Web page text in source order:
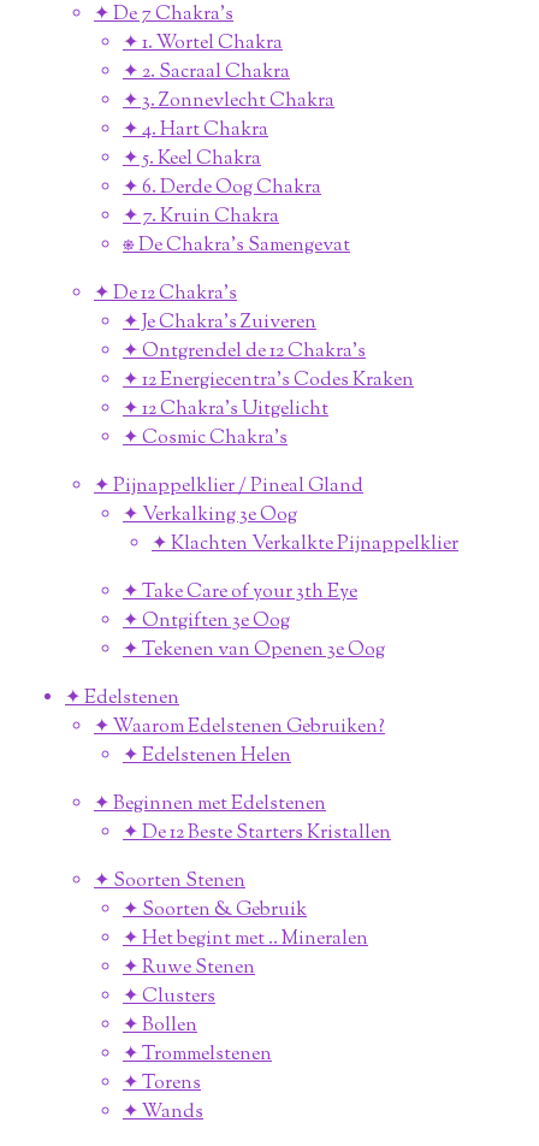
✦ De 7 Chakra's
✦ 1. Wortel Chakra
✦ 2. Sacraal Chakra
✦ 3. Zonnevlecht Chakra
✦ 4. Hart Chakra
✦ 5. Keel Chakra
✦ 6. Derde Oog Chakra
✦ 7. Kruin Chakra
⎈ De Chakra's Samengevat
✦ De 12 Chakra's
✦ Je Chakra's Zuiveren
✦ Ontgrendel de 12 Chakra's
✦ 12 Energiecentra's Codes Kraken
✦ 12 Chakra's Uitgelicht
✦ Cosmic Chakra's
✦ Pijnappelklier / Pineal Gland
✦ Verkalking 3e Oog
✦ Klachten Verkalkte Pijnappelklier
✦ Take Care of your 3th Eye
✦ Ontgiften 3e Oog
✦ Tekenen van Openen 3e Oog
✦ Edelstenen
✦ Waarom Edelstenen Gebruiken?
✦ Edelstenen Helen
✦ Beginnen met Edelstenen
✦ De 12 Beste Starters Kristallen
✦ Soorten Stenen
✦ Soorten & Gebruik
✦ Het begint met .. Mineralen
✦ Ruwe Stenen
✦ Clusters
✦ Bollen
✦ Trommelstenen
✦ Torens
✦ Wands